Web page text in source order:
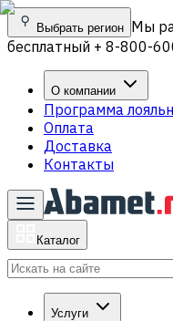
Выбрать регион Мы
бесплатный + 8-800-
О компании
Программа
Оплата
Доставка
Контакты
Каталог
Услуги